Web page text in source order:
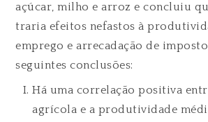
açúcar, milho e arroz e concluiu
traria efeitos nefastos à
emprego e arrecadação de
seguintes conclusões:
Há uma correlação positiva
agrícola e a produtividade